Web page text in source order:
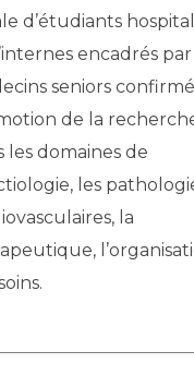
d’étudiants
encadrés
seniors
de la
les domaines de
les
la